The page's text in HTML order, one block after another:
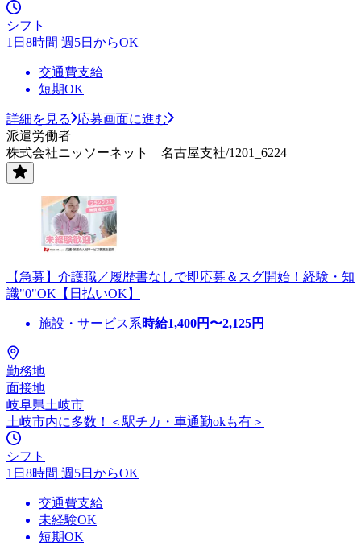
シフト
1日8時間 週5日からOK
交通費支給
短期OK
詳細を見る
応募画面に進む
派遣労働者
株式会社ニッソーネット 名古屋支社/1201_6224
【急募】介護職／履歴書なしで即応募＆スグ開始！経験・知
識"0"OK【日払いOK】
施設・サービス系時給1,400円〜2,125円
勤務地
面接地
岐阜県土岐市
土岐市内に多数！＜駅チカ・車通勤okも有＞
シフト
1日8時間 週5日からOK
交通費支給
未経験OK
短期OK